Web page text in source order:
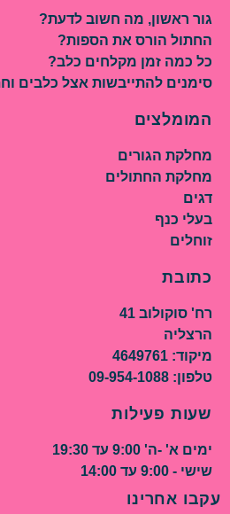
גור ראשון, מה חשוב לדעת?
החתול הורס את הספות?
כל כמה זמן מקלחים כלב?
סימנים להתייבשות אצל כלבים
המומלצים
מחלקת הגורים
מחלקת החתולים
דגים
בעלי כנף
זוחלים
כתובת
רח' סוקולוב 41
הרצליה
מיקוד: 4649761
טלפון: 09-954-1088
שעות פעילות
ימים א' -ה' 9:00 עד 19:30
שישי - 9:00 עד 14:00
עקבו אחרינו